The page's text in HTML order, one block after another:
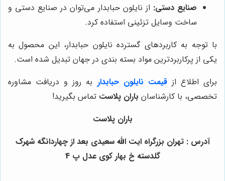
صنایع دستی: از نایلون حبابدار می‌توان در صنایع دستی و
ساخت وسایل تزئینی استفاده کرد.
با توجه به کاربردهای گسترده نایلون حبابدار، این محصول به
یکی از پرکاربردترین مواد بسته بندی در جهان تبدیل شده است.
برای اطلاع ازقیمت نایلون حبابدار به روز و دریافت مشاوره
تخصصی، با کارشناسان باران پلاست تماس بگیرید!
باران پلاست
آدرس : تهران بزرگراه ایت الله سعیدی بعد از چهاردانگه شهرک
گلدسته خ بهار کوی عدل پ 4